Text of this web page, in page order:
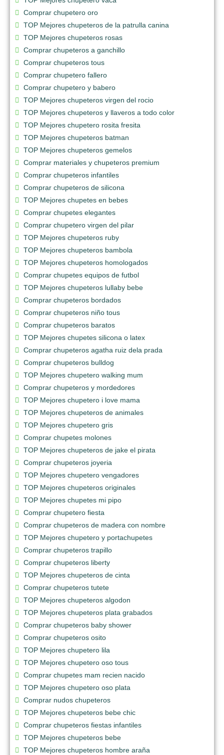
Comprar chupetero oro
TOP Mejores chupeteros de la patrulla canina
TOP Mejores chupeteros rosas
Comprar chupeteros a ganchillo
Comprar chupeteros tous
Comprar chupetero fallero
Comprar chupetero y babero
TOP Mejores chupeteros virgen del rocio
TOP Mejores chupeteros y llaveros a todo color
TOP Mejores chupetero rosita fresita
TOP Mejores chupeteros batman
TOP Mejores chupeteros gemelos
Comprar materiales y chupeteros premium
Comprar chupeteros infantiles
Comprar chupeteros de silicona
TOP Mejores chupetes en bebes
Comprar chupetes elegantes
Comprar chupetero virgen del pilar
TOP Mejores chupeteros ruby
TOP Mejores chupeteros bambola
TOP Mejores chupeteros homologados
Comprar chupetes equipos de futbol
TOP Mejores chupeteros lullaby bebe
Comprar chupeteros bordados
Comprar chupeteros niño tous
Comprar chupeteros baratos
TOP Mejores chupetes silicona o latex
Comprar chupeteros agatha ruiz dela prada
Comprar chupeteros bulldog
TOP Mejores chupetero walking mum
Comprar chupeteros y mordedores
TOP Mejores chupetero i love mama
TOP Mejores chupeteros de animales
TOP Mejores chupetero gris
Comprar chupetes molones
TOP Mejores chupeteros de jake el pirata
Comprar chupeteros joyeria
TOP Mejores chupetero vengadores
TOP Mejores chupeteros originales
TOP Mejores chupetes mi pipo
Comprar chupetero fiesta
Comprar chupeteros de madera con nombre
TOP Mejores chupetero y portachupetes
Comprar chupeteros trapillo
Comprar chupeteros liberty
TOP Mejores chupeteros de cinta
Comprar chupeteros tutete
TOP Mejores chupeteros algodon
TOP Mejores chupeteros plata grabados
Comprar chupeteros baby shower
Comprar chupeteros osito
TOP Mejores chupetero lila
TOP Mejores chupetero oso tous
Comprar chupetes mam recien nacido
TOP Mejores chupetero oso plata
Comprar nudos chupeteros
TOP Mejores chupeteros bebe chic
Comprar chupeteros fiestas infantiles
TOP Mejores chupeteros bebe
TOP Mejores chupeteros hombre araña